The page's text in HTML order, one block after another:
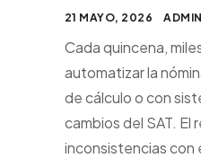
21 MAYO, 2026 ADMIN
Cada quincena,
automatizar la
de cálculo o con
cambios del SAT. El
inconsistencias con